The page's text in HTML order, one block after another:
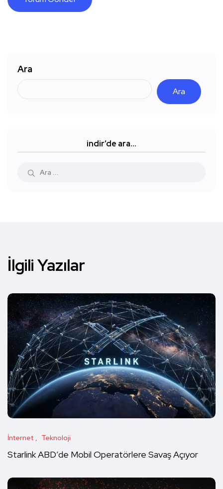
Ara
Ara
indir’de ara…
İlgili Yazılar
İnternet Teknoloji
Starlink ABD’de Mobil Operatörlere Savaş Açıyor